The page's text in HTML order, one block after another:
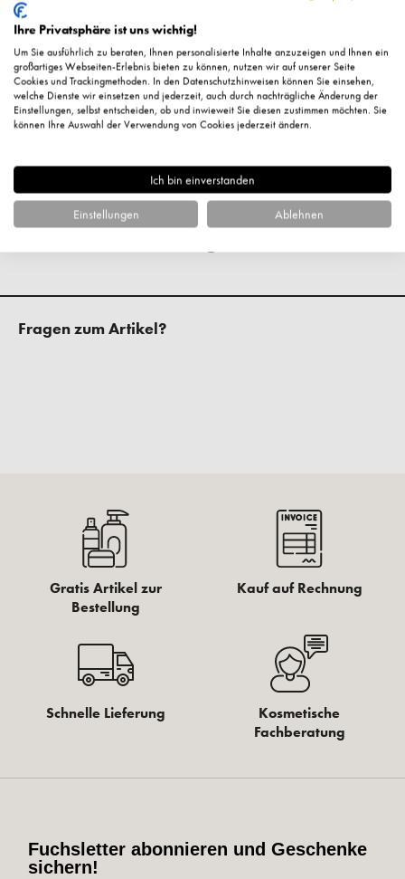
Tetrapeptide-7, Palmitoyl Tripeptide-1, Persea Gratissima
(Avocado) Oil, Phytosphingosine, Phytosterols, Polysorbate
20, Propylene Glycol Dicaprylate/Dicaprate, Retinol,
Sorbitan Laurate, Tetrahydrodiferuloylmethane,
Phenoxyethanol
Hersteller-Kontaktinformationen
Fragen zum Artikel?
Gratis Artikel zur
Bestellung
Kauf auf Rechnung
Schnelle Lieferung
Kosmetische
Fachberatung
Fuchsletter abonnieren und Geschenke
sichern!
Ihre Privatsphäre ist uns wichtig!
Um Sie ausführlich zu beraten, Ihnen personalisierte Inhalte anzuzeigen und Ihnen ein
großartiges Webseiten-Erlebnis bieten zu können, nutzen wir auf unserer Seite
Cookies und Trackingmethoden. In den Datenschutzhinweisen können Sie einsehen,
welche Dienste wir einsetzen und jederzeit, auch durch nachträgliche Änderung der
Einstellungen, selbst entscheiden, ob und inwieweit Sie diesen zustimmen möchten. Sie
können Ihre Auswahl der Verwendung von Cookies jederzeit ändern.
Ich bin einverstanden
Einstellungen Ablehnen